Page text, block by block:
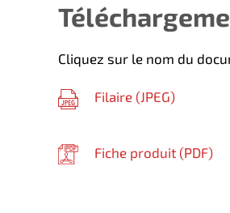
Cliquez sur le nom du
Filaire (JPEG)
Fiche produit (PDF)